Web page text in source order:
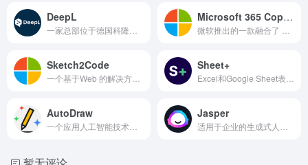
DeepL Microsoft 365 Copilot
Sketch2Code Sheet+
AutoDraw Jasper